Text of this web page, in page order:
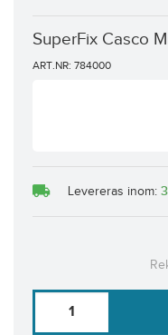
SuperFix Casco
ART.NR: 784000
Levereras inom: